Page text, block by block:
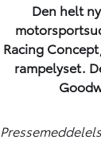
Den helt
Racing
rampelyset.